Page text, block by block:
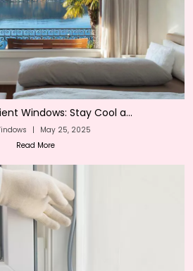
Windows: Stay Cool a...
|
May 25, 2025
Read More